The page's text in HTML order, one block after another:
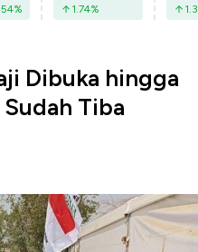
% 1.74% 1.3
Dibuka hingga
Tiba